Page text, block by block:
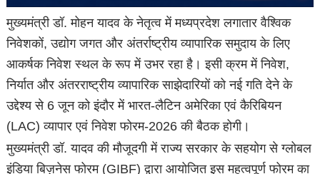
मुख्यमंत्री डॉ. मोहन यादव के नेतृत्व में मध्यप्रदेश लगातार वैश्विक
निवेशकों, उद्योग जगत और अंतर्राष्ट्रीय व्यापारिक समुदाय के लिए
आकर्षक निवेश स्थल के रूप में उभर रहा है। इसी क्रम में निवेश,
निर्यात और अंतरराष्ट्रीय व्यापारिक साझेदारियों को नई गति देने के
उद्देश्य से 6 जून को इंदौर में भारत-लैटिन अमेरिका एवं कैरिबियन
(LAC) व्यापार एवं निवेश फोरम-2026 की बैठक होगी।
मुख्यमंत्री डॉ. यादव की मौजूदगी में राज्य सरकार के सहयोग से ग्लोबल
इंडिया बिज़नेस फोरम (GIBF) द्वारा आयोजित इस महत्वपूर्ण फोरम का